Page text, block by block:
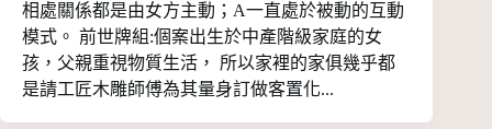
相處關係都是由女方主動；A一直處於被動的互動
模式。 前世牌組:個案出生於中產階級家庭的女
孩，父親重視物質生活， 所以家裡的家俱幾乎都
是請工匠木雕師傅為其量身訂做客置化...